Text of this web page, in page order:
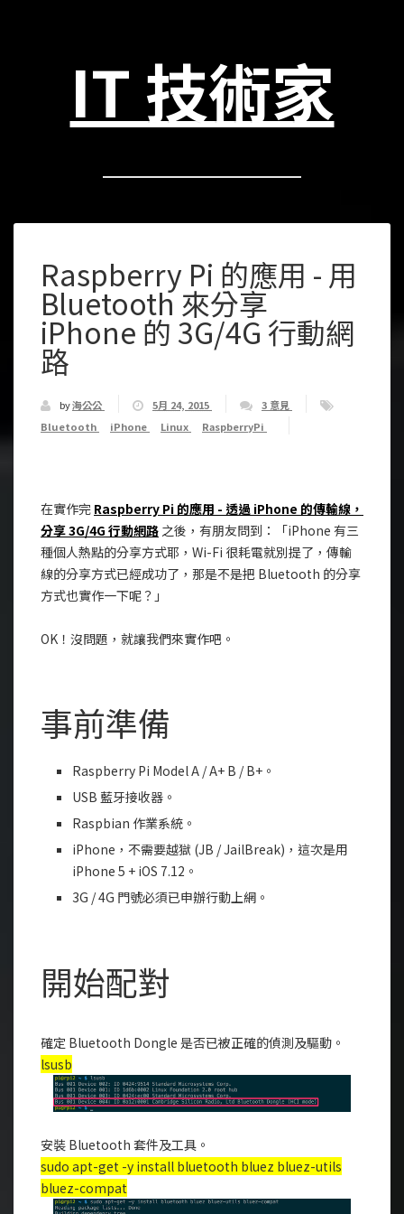
IT 技術家
Raspberry Pi 的應用 - 用
Bluetooth 來分享
iPhone 的 3G/4G 行動網
路
by海公公 5月 24, 2015
3 意見
Bluetooth
iPhone Linux RaspberryPi
在實作完 Raspberry Pi 的應用 - 透過 iPhone 的傳輸線，
分享 3G/4G 行動網路 之後，有朋友問到：「iPhone 有三
種個人熱點的分享方式耶，Wi-Fi 很耗電就別提了，傳輸
線的分享方式已經成功了，那是不是把 Bluetooth 的分享
方式也實作一下呢？」
OK！沒問題，就讓我們來實作吧。
事前準備
Raspberry Pi Model A / A+ B / B+。
USB 藍牙接收器。
Raspbian 作業系統。
iPhone，不需要越獄 (JB / JailBreak)，這次是用
iPhone 5 + iOS 7.12。
3G / 4G 門號必須已申辦行動上網。
開始配對
確定 Bluetooth Dongle 是否已被正確的偵測及驅動。
lsusb
安裝 Bluetooth 套件及工具。
sudo apt-get -y install bluetooth bluez bluez-utils
bluez-compat